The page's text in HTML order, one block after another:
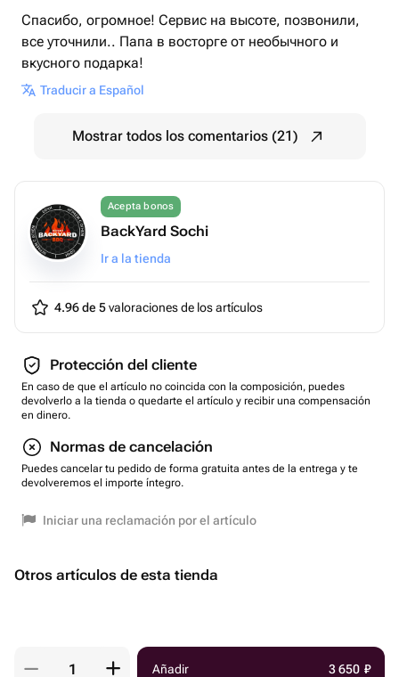
Спасибо, огромное! Сервис на высоте, позвонили,
все уточнили.. Папа в восторге от необычного и
вкусного подарка!
Traducir a Español
Mostrar todos los comentarios (21)
Acepta bonos
BackYard Sochi
Ir a la tienda
4.96 de 5valoraciones de los artículos
Protección del cliente
En caso de que el artículo no coincida con la composición, puedes
devolverlo a la tienda o quedarte el artículo y recibir una compensación
en dinero.
Normas de cancelación
Puedes cancelar tu pedido de forma gratuita antes de la entrega y te
devolveremos el importe íntegro.
Iniciar una reclamación por el artículo
Otros artículos de esta tienda
Añadir 3 650 ₽